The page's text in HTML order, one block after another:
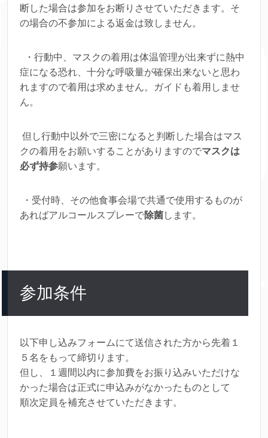
断した場合は参加をお断りさせていただきます。そ
の場合の不参加による返金は致しません。
・行動中、マスクの着用は体温管理が出来ずに熱中
症になる恐れ、十分な呼吸量が確保出来ないと思わ
れますので着用は求めません。ガイドも着用しませ
ん。
但し行動中以外で三密になると判断した場合はマス
クの着用をお願いすることがありますのでマスクは
必ず持参願います。
・受付時、その他食事会場で共通で使用するものが
あればアルコールスプレーで除菌します。
参加条件
以下申し込みフォームにて送信された方から先着１
５名をもって締切ります。
但し、１週間以内に参加費をお振り込みいただけな
かった場合は正式に申込みがなかったものとして
順次定員を補充させていただきます。